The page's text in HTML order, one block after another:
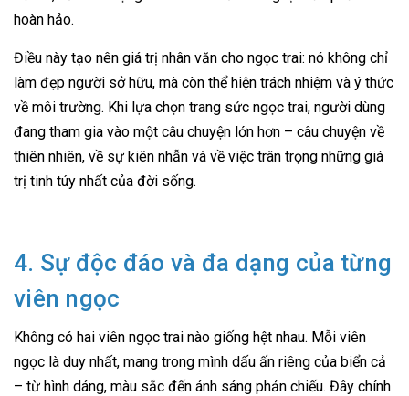
hoàn hảo.
Điều này tạo nên giá trị nhân văn cho ngọc trai: nó không chỉ
làm đẹp người sở hữu, mà còn thể hiện trách nhiệm và ý thức
về môi trường. Khi lựa chọn trang sức ngọc trai, người dùng
đang tham gia vào một câu chuyện lớn hơn – câu chuyện về
thiên nhiên, về sự kiên nhẫn và về việc trân trọng những giá
trị tinh túy nhất của đời sống.
4. Sự độc đáo và đa dạng của từng
viên ngọc
Không có hai viên ngọc trai nào giống hệt nhau. Mỗi viên
ngọc là duy nhất, mang trong mình dấu ấn riêng của biển cả
– từ hình dáng, màu sắc đến ánh sáng phản chiếu. Đây chính